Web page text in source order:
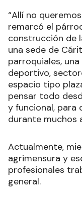
“Allí no
remarcó el
construcción de
una sede de
parroquiales,
deportivo,
espacio tipo
pensar todo
y funcional, para
durante muchos
Actualmente,
agrimensura y
profesionales
general.